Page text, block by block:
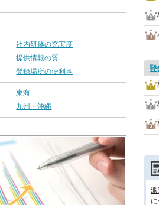
社内研修の充実度
提供情報の質
登録場所の便利さ
東海
九州・沖縄
登